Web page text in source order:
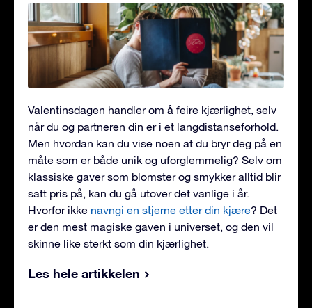
Valentinsdagen handler om å feire kjærlighet, selv
når du og partneren din er i et langdistanseforhold.
Men hvordan kan du vise noen at du bryr deg på en
måte som er både unik og uforglemmelig? Selv om
klassiske gaver som blomster og smykker alltid blir
satt pris på, kan du gå utover det vanlige i år.
Hvorfor ikke navngi en stjerne etter din kjære? Det
er den mest magiske gaven i universet, og den vil
skinne like sterkt som din kjærlighet.
Les hele artikkelen